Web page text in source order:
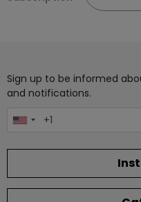
Sign up to be informed
and notifications.